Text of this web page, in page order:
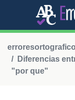
Diferencias
"por que"